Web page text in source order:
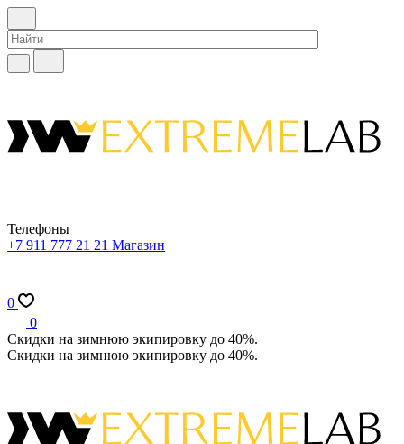
Телефоны
+7 911 777 21 21 Магазин
0
0
Скидки на зимнюю экипировку до 40%.
Скидки на зимнюю экипировку до 40%.